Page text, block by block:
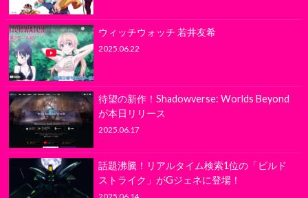
ウィッチウォッチ 若井友希
2025.06.22
待望の新作！Shadowverse: Worlds Beyond
が本日リリース
2025.06.17
話題沸騰！リアルタイム検索1位の「ビルド
ストライク」がGジェネに登場！